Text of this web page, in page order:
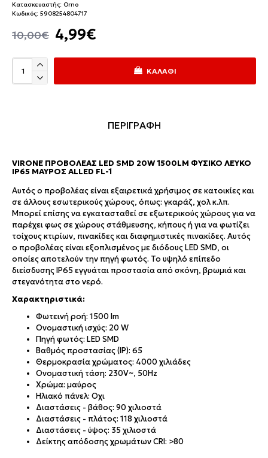
4,99€
10,00€
Κατασκευαστής: Orno
Κωδικός: 5908254804717
ΚΑΛΆΘΙ
ΠΕΡΙΓΡΑΦΗ
VIRONE ΠΡΟΒΟΛΈΑΣ LED SMD 20W 1500LM ΦΥΣΙΚΌ ΛΕΥΚΌ
IP65 ΜΑΎΡΟΣ ALLED FL-1
Αυτός ο προβολέας είναι εξαιρετικά χρήσιμος σε κατοικίες και
σε άλλους εσωτερικούς χώρους, όπως: γκαράζ, χολ κ.λπ.
Μπορεί επίσης να εγκατασταθεί σε εξωτερικούς χώρους για να
παρέχει φως σε χώρους στάθμευσης, κήπους ή για να φωτίζει
τοίχους κτιρίων, πινακίδες και διαφημιστικές πινακίδες. Αυτός
ο προβολέας είναι εξοπλισμένος με διόδους LED SMD, οι
οποίες αποτελούν την πηγή φωτός. Το υψηλό επίπεδο
διείσδυσης IP65 εγγυάται προστασία από σκόνη, βρωμιά και
στεγανότητα στο νερό.
Χαρακτηριστικά:
Φωτεινή ροή: 1500 lm
Ονομαστική ισχύς: 20 W
Πηγή φωτός: LED SMD
Βαθμός προστασίας (IP): 65
Θερμοκρασία χρώματος: 4000 χιλιάδες
Ονομαστική τάση: 230V~, 50Hz
Χρώμα: μαύρος
Ηλιακό πάνελ: Οχι
Διαστάσεις - βάθος: 90 χιλιοστά
Διαστάσεις - πλάτος: 118 χιλιοστά
Διαστάσεις - ύψος: 35 χιλιοστά
Δείκτης απόδοσης χρωμάτων CRI: >80